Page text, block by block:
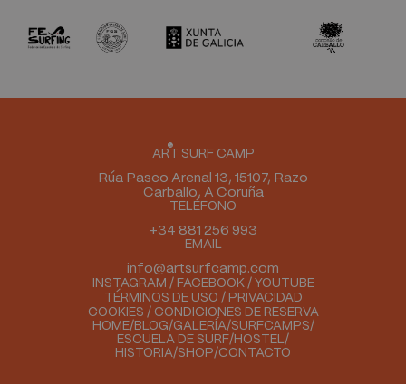
ART SURF CAMP
Rúa Paseo Arenal 13, 15107, Razo
Carballo, A Coruña
TELÉFONO
+34 881 256 993
EMAIL
info@artsurfcamp.com
INSTAGRAM / FACEBOOK/ YOUTUBE
TÉRMINOS DE USO / PRIVACIDAD
COOKIES / CONDICIONES DE RESERVA
HOME BLOG GALERÍA SURFCAMPS
ESCUELA DE SURF HOSTEL
HISTORIA SHOP CONTACTO